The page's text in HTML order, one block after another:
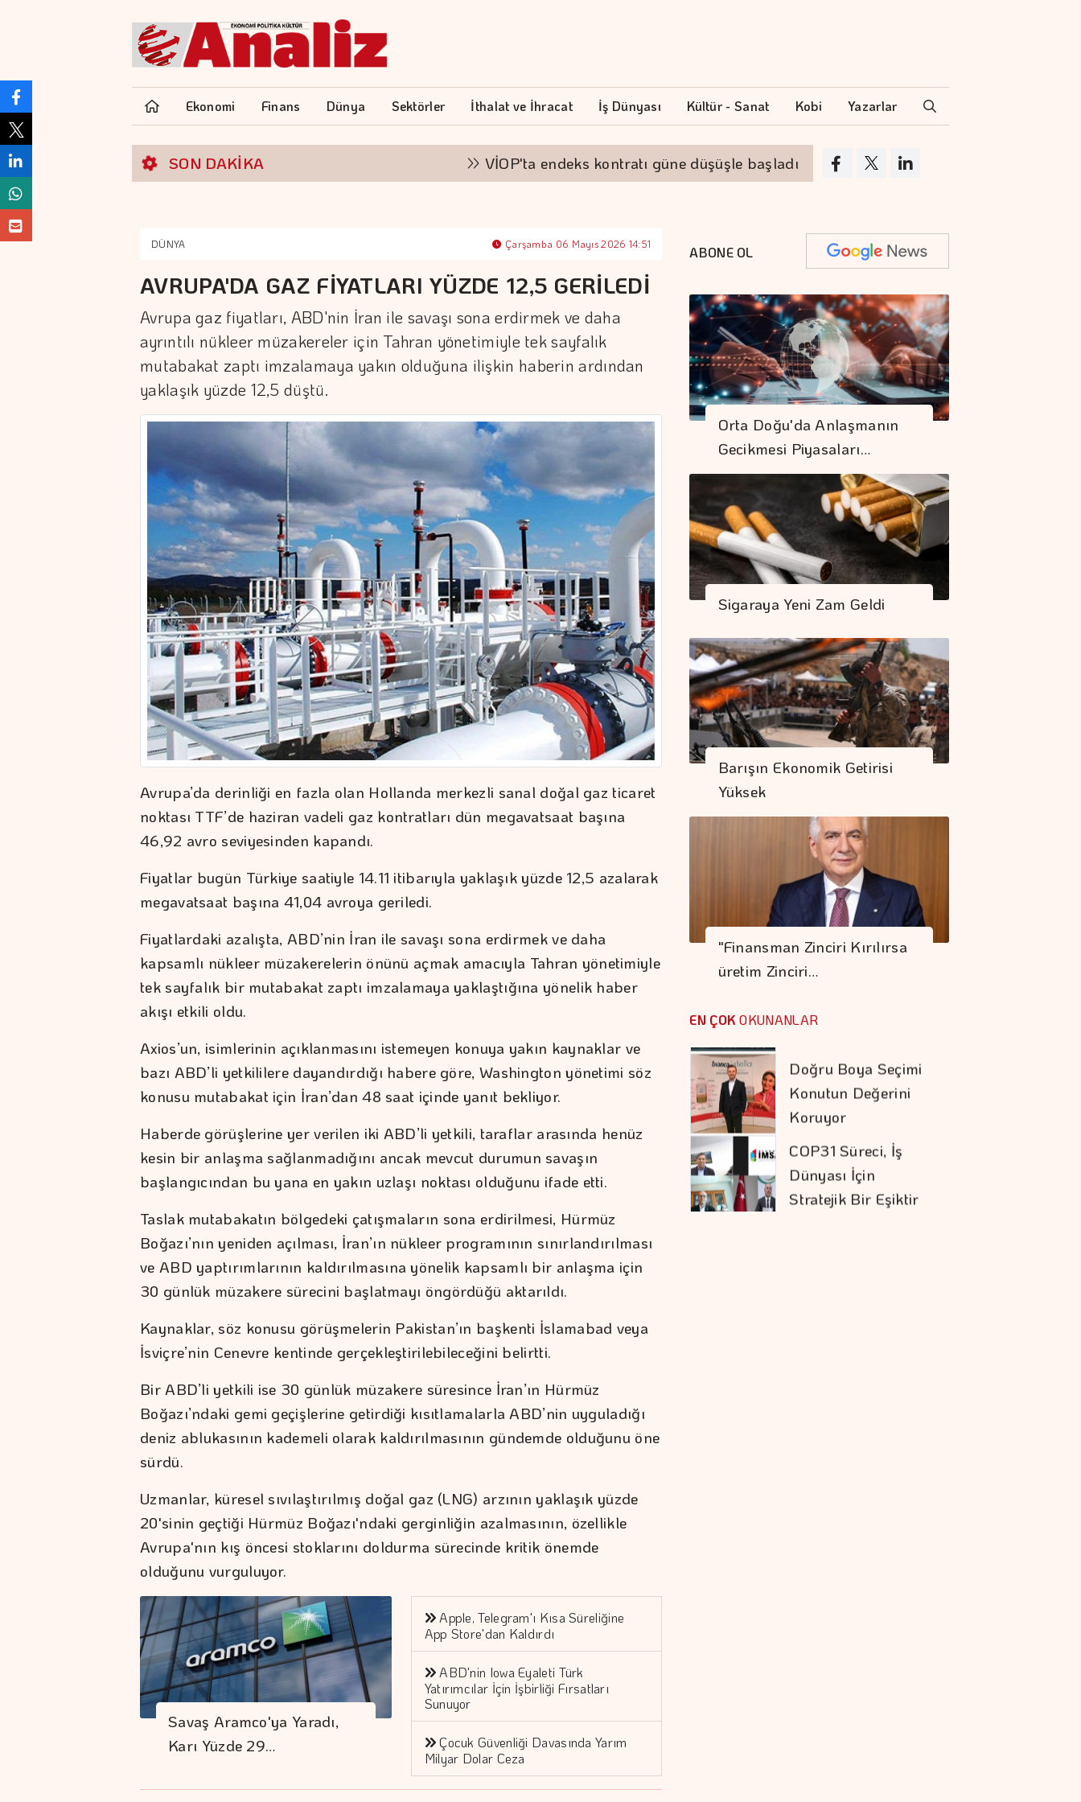
Ekonomi Finans Dünya Sektörler İthalat ve İhracat İş Dünyası Kültür - Sanat Kobi Yazarlar
SON DAKİKA VİOP'ta endeks kontratı güne düşüşle başladı Altının gramı 6 bin 574 liradan
DÜNYA Çarşamba 06 Mayıs 2026 14:51
AVRUPA'DA GAZ FİYATLARI YÜZDE 12,5 GERİLEDİ
Avrupa gaz fiyatları, ABD'nin İran ile savaşı sona erdirmek ve daha
ayrıntılı nükleer müzakereler için Tahran yönetimiyle tek sayfalık
mutabakat zaptı imzalamaya yakın olduğuna ilişkin haberin ardından
yaklaşık yüzde 12,5 düştü.
Avrupa’da derinliği en fazla olan Hollanda merkezli sanal doğal gaz ticaret
noktası TTF’de haziran vadeli gaz kontratları dün megavatsaat başına
46,92 avro seviyesinden kapandı.
Fiyatlar bugün Türkiye saatiyle 14.11 itibarıyla yaklaşık yüzde 12,5 azalarak
megavatsaat başına 41,04 avroya geriledi.
Fiyatlardaki azalışta, ABD’nin İran ile savaşı sona erdirmek ve daha
kapsamlı nükleer müzakerelerin önünü açmak amacıyla Tahran yönetimiyle
tek sayfalık bir mutabakat zaptı imzalamaya yaklaştığına yönelik haber
akışı etkili oldu.
Axios’un, isimlerinin açıklanmasını istemeyen konuya yakın kaynaklar ve
bazı ABD’li yetkililere dayandırdığı habere göre, Washington yönetimi söz
konusu mutabakat için İran’dan 48 saat içinde yanıt bekliyor.
Haberde görüşlerine yer verilen iki ABD’li yetkili, taraflar arasında henüz
kesin bir anlaşma sağlanmadığını ancak mevcut durumun savaşın
başlangıcından bu yana en yakın uzlaşı noktası olduğunu ifade etti.
Taslak mutabakatın bölgedeki çatışmaların sona erdirilmesi, Hürmüz
Boğazı’nın yeniden açılması, İran’ın nükleer programının sınırlandırılması
ve ABD yaptırımlarının kaldırılmasına yönelik kapsamlı bir anlaşma için
30 günlük müzakere sürecini başlatmayı öngördüğü aktarıldı.
Kaynaklar, söz konusu görüşmelerin Pakistan’ın başkenti İslamabad veya
İsviçre’nin Cenevre kentinde gerçekleştirilebileceğini belirtti.
Bir ABD’li yetkili ise 30 günlük müzakere süresince İran’ın Hürmüz
Boğazı’ndaki gemi geçişlerine getirdiği kısıtlamalarla ABD’nin uyguladığı
deniz ablukasının kademeli olarak kaldırılmasının gündemde olduğunu öne
sürdü.
Uzmanlar, küresel sıvılaştırılmış doğal gaz (LNG) arzının yaklaşık yüzde
20'sinin geçtiği Hürmüz Boğazı'ndaki gerginliğin azalmasının, özellikle
Avrupa'nın kış öncesi stoklarını doldurma sürecinde kritik önemde
olduğunu vurguluyor.
Savaş Aramco'ya Yaradı,
Karı Yüzde 29…
Apple, Telegram'ı Kısa Süreliğine
App Store'dan Kaldırdı
ABD'nin Iowa Eyaleti Türk
Yatırımcılar İçin İşbirliği Fırsatları
Sunuyor
Çocuk Güvenliği Davasında Yarım
Milyar Dolar Ceza
ABONE OL
Orta Doğu'da Anlaşmanın
Gecikmesi Piyasaları…
Sigaraya Yeni Zam Geldi
Barışın Ekonomik Getirisi
Yüksek
"Finansman Zinciri Kırılırsa
üretim Zinciri…
EN ÇOK OKUNANLAR
BNP Paribas
Cardif'te üst Düzey
"Finansman Zinciri
Kırılırsa üretim
Zinciri De Durur"
Otomotiv İhracatı
Temmuzda 3,6
Milyar Dolar Oldu
Doğru Boya Seçimi
Koruyor
COP31 Süreci, İş
Dünyası İçin
Stratejik Bir Eşiktir
İstanbul Kruvaziyer
Turizminde 1 Milyon
Yolcu Hedefine